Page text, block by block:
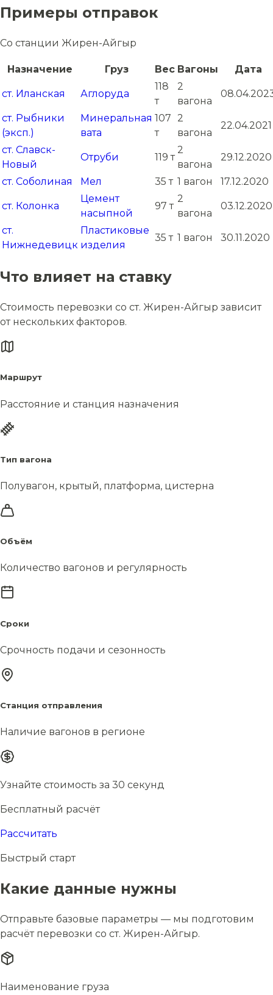
Примеры отправок
Со станции Жирен-Айгыр
Назначение Груз Вес Вагоны Дата
ст. Иланская Аглоруда
118
т
2
вагона
ст. Рыбники
(эксп.)
Минеральная
вата
107
т
2
вагона
22.04.2021
ст. Славск-
Новый
Отруби 119 т
2
вагона
29.12.2020
ст. Соболиная Мел 35 т 1 вагон 17.12.2020
ст. Колонка
Цемент
насыпной
97 т
2
вагона
03.12.2020
ст.
Нижнедевицк
Пластиковые
изделия
35 т 1 вагон 30.11.2020
Что влияет на ставку
Стоимость перевозки со ст. Жирен-Айгыр зависит
от нескольких факторов.
Маршрут
Расстояние и станция назначения
Тип вагона
Полувагон, крытый, платформа, цистерна
Объём
Количество вагонов и регулярность
Сроки
Срочность подачи и сезонность
Станция отправления
Наличие вагонов в регионе
Узнайте стоимость за 30 секунд
Бесплатный расчёт
Рассчитать
Быстрый старт
Какие данные нужны
Отправьте базовые параметры — мы подготовим
расчёт перевозки со ст. Жирен-Айгыр.
Наименование груза